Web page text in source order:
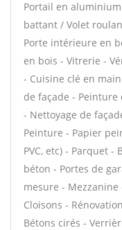
Portail en aluminium
battant / Volet
Porte intérieure en
en bois - Vitrerie -
- Cuisine clé en
de façade -
- Nettoyage de
Peinture - Papier
PVC, etc) - Parquet
béton - Portes de
mesure -
Cloisons -
Bétons cirés -